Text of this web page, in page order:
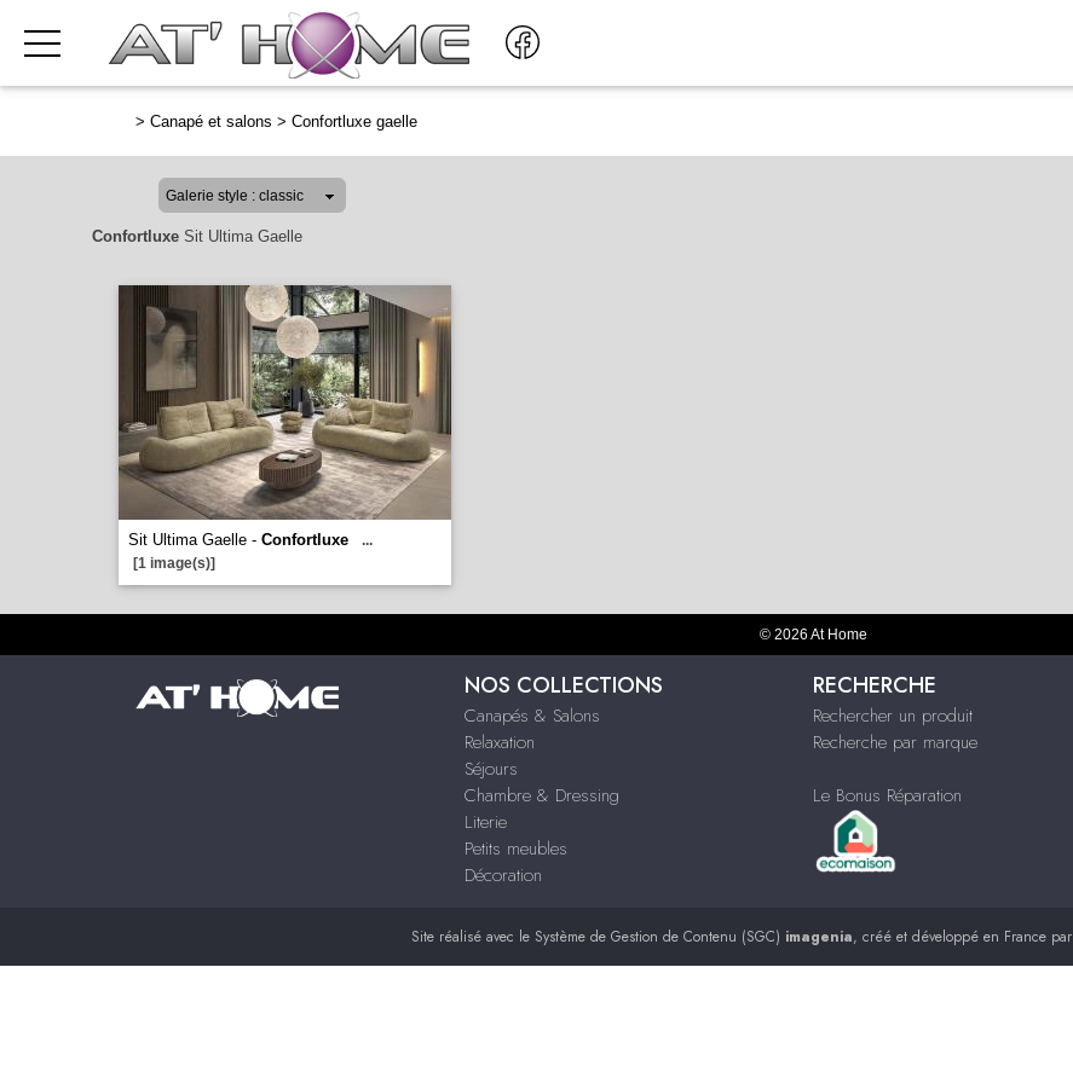
> Canapé et salons > Confortluxe gaelle
Confortluxe Sit Ultima Gaelle
Sit Ultima Gaelle - Confortluxe
...
[1 image(s)]
© 2026 At Home
NOS COLLECTIONS
Canapés & Salons
Relaxation
Séjours
Chambre & Dressing
Literie
Petits meubles
Décoration
RECHERCHE
Rechercher un produit
Recherche par marque
Le Bonus Réparation
Site réalisé avec le Système de Gestion de Contenu (SGC) imagenia, créé et développé en France par